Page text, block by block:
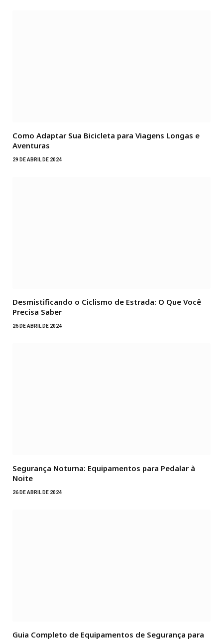
Como Adaptar Sua Bicicleta para Viagens Longas e
Aventuras
29 DE ABRIL DE 2024
Desmistificando o Ciclismo de Estrada: O Que Você
Precisa Saber
26 DE ABRIL DE 2024
Segurança Noturna: Equipamentos para Pedalar à
Noite
26 DE ABRIL DE 2024
Guia Completo de Equipamentos de Segurança para